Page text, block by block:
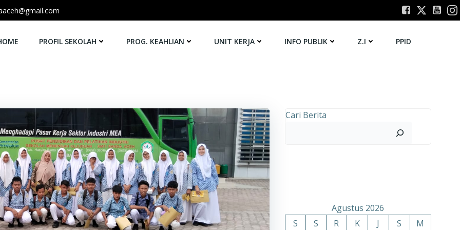
PROFIL SEKOLAH PROG. KEAHLIAN UNIT KERJA INFO PUBLIK Z.I PPID
Cari Berita
Agustus 2026
S
S R K J S
M